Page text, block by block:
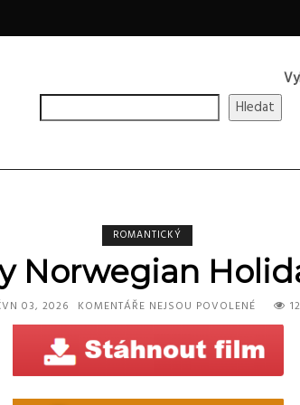
Hledat
ROMANTICKÝ
Norwegian
03, 2026 KOMENTÁŘE NEJSOU POVOLENÉ
TEXTU
NÁZVEM
MY